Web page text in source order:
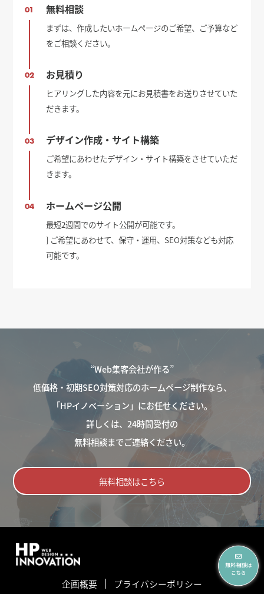
01 無料相談
まずは、作成したいホームページのご希望、ご予算など
をご相談ください。
02 お見積り
ヒアリングした内容を元にお見積書をお送りさせていた
だきます。
03 デザイン作成・サイト構築
ご希望にあわせたデザイン・サイト構築をさせていただ
きます。
04 ホームページ公開
最短2週間でのサイト公開が可能です。
] ご希望にあわせて、保守・運用、SEO対策なども対応
可能です。
“Web集客会社が作る”
低価格・初期SEO対策対応のホームページ制作なら、
「HPイノベーション」にお任せください。
詳しくは、24時間受付の
無料相談までご連絡ください。
無料相談はこちら
企画概要 プライバシーポリシー